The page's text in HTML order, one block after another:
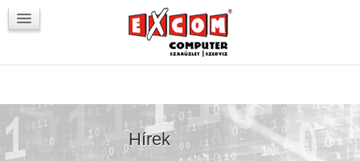
VörösmartyKOCKA
Hírek